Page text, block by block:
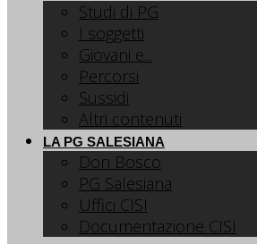
Studi di PG
I soggetti
Giovani e...
Percorsi
Sussidi
Altri contenuti
LA PG SALESIANA
Don Bosco
PG Salesiana
Uffici CISI
Documentazione CISI